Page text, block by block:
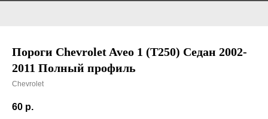
Пороги Chevrolet Aveo 1 (T250) Седан 2002-
2011 Полный профиль
Chevrolet
60 р.